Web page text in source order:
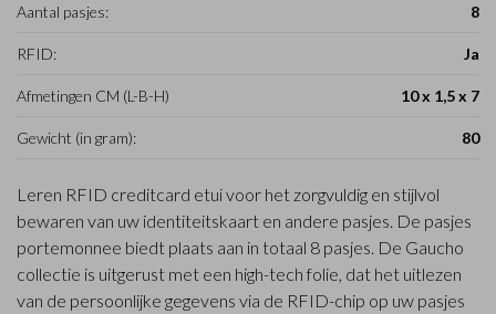
Aantal pasjes: 8
RFID: Ja
Afmetingen CM (L-B-H) 10 x 1,5 x 7
Gewicht (in gram): 80
Leren RFID creditcard etui voor het zorgvuldig en stijlvol
bewaren van uw identiteitskaart en andere pasjes. De pasjes
portemonnee biedt plaats aan in totaal 8 pasjes. De Gaucho
collectie is uitgerust met een high-tech folie, dat het uitlezen
van de persoonlijke gegevens via de RFID-chip op uw pasjes